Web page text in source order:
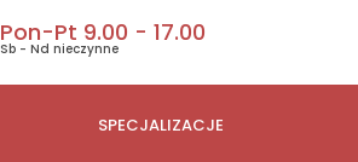
Pon-Pt 9.00 - 17.00
Sb - Nd nieczynne
SPECJALIZACJE